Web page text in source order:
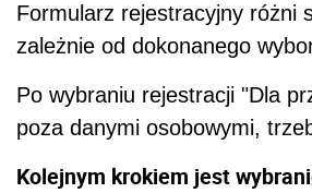
Formularz rejestracyjny różni
zależnie od dokonanego
Po wybraniu rejestracji "Dla
poza danymi osobowymi,
Kolejnym krokiem jest